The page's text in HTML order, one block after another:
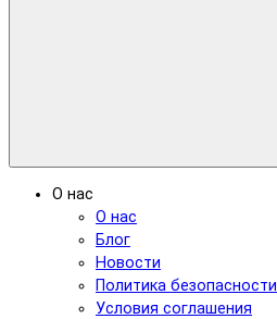
О нас
О нас
Блог
Новости
Политика безопасности
Условия соглашения